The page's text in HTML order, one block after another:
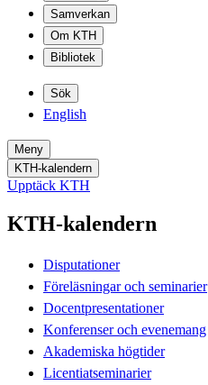
Samverkan
Om KTH
Bibliotek
Sök
English
Meny
KTH-kalendern
Upptäck KTH
KTH-kalendern
Disputationer
Föreläsningar och seminarier
Docentpresentationer
Konferenser och evenemang
Akademiska högtider
Licentiatseminarier